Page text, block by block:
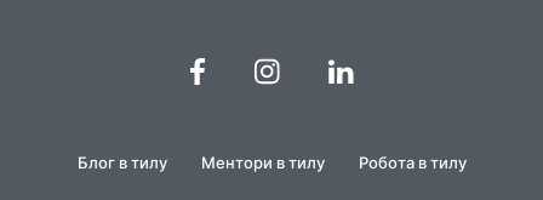
Блог в тилу Ментори в тилу Робота в тилу